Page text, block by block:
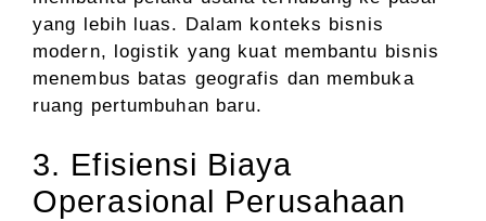
yang lebih luas. Dalam konteks bisnis
modern, logistik yang kuat membantu bisnis
menembus batas geografis dan membuka
ruang pertumbuhan baru.
3. Efisiensi Biaya
Operasional Perusahaan